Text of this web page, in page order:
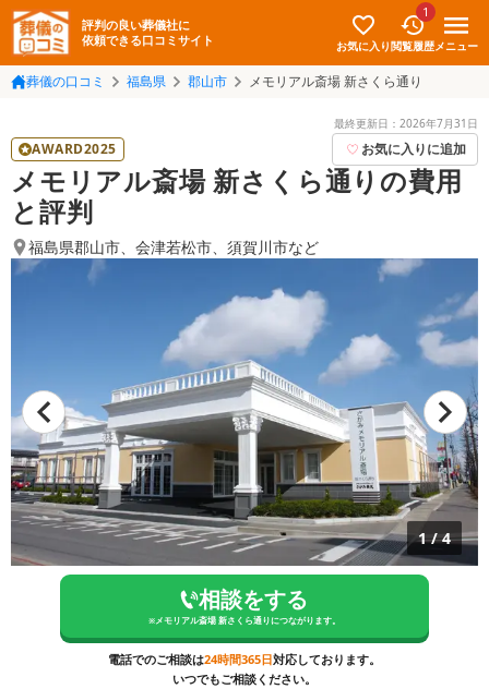
評判の良い葬儀社に
依頼できる口コミサイト
お気に入り
1
閲覧履歴メニュー
葬儀の口コミ 福島県 郡山市 メモリアル斎場 新さくら通り
最終更新日： 2026年7月31日
AWARD2025 お気に入りに追加
メモリアル斎場 新さくら通りの費用
と評判
福島県郡山市、 会津若松市、 須賀川市など
1/4
相談をする
※メモリアル斎場 新さくら通りにつながります。
電話でのご相談は24時間365日対応しております。
いつでもご相談ください。